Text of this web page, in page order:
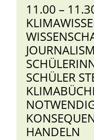
11.00 –
SCHÜLER
HANDELN